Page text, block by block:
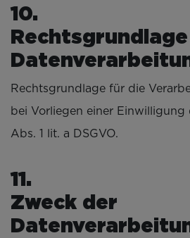
Rechtsgrundlage für die
bei Vorliegen einer Einwilligung
Abs. 1 lit. a DSGVO.
Zweck der